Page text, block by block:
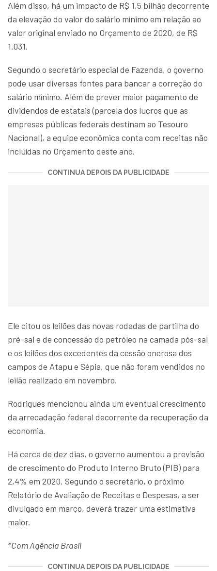
Além disso, há um impacto de R$ 1,5 bilhão decorrente
da elevação do valor do salário mínimo em relação ao
valor original enviado no Orçamento de 2020, de R$
1.031.
Segundo o secretário especial de Fazenda, o governo
pode usar diversas fontes para bancar a correção do
salário mínimo. Além de prever maior pagamento de
dividendos de estatais (parcela dos lucros que as
empresas públicas federais destinam ao Tesouro
Nacional), a equipe econômica conta com receitas não
incluídas no Orçamento deste ano.
CONTINUA DEPOIS DA PUBLICIDADE
Ele citou os leilões das novas rodadas de partilha do
pré-sal e de concessão do petróleo na camada pós-sal
e os leilões dos excedentes da cessão onerosa dos
campos de Atapu e Sépia, que não foram vendidos no
leilão realizado em novembro.
Rodrigues mencionou ainda um eventual crescimento
da arrecadação federal decorrente da recuperação da
economia.
Há cerca de dez dias, o governo aumentou a previsão
de crescimento do Produto Interno Bruto (PIB) para
2,4% em 2020. Segundo o secretário, o próximo
Relatório de Avaliação de Receitas e Despesas, a ser
divulgado em março, deverá trazer uma estimativa
maior.
*Com Agência Brasil
CONTINUA DEPOIS DA PUBLICIDADE